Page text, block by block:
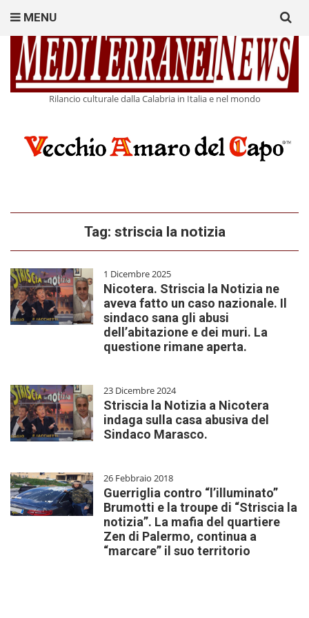
Rilancio culturale dalla Calabria in Italia e nel mondo
MENU
for:
Tag: striscia la notizia
1 Dicembre 2025
Nicotera. Striscia la Notizia ne
aveva fatto un caso nazionale. Il
sindaco sana gli abusi
dell’abitazione e dei muri. La
questione rimane aperta.
23 Dicembre 2024
Striscia la Notizia a Nicotera
indaga sulla casa abusiva del
Sindaco Marasco.
26 Febbraio 2018
Guerriglia contro “l’illuminato”
Brumotti e la troupe di “Striscia la
notizia”. La mafia del quartiere
Zen di Palermo, continua a
“marcare” il suo territorio